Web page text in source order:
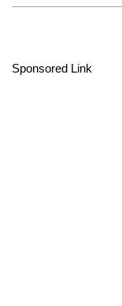
Sponsored Link